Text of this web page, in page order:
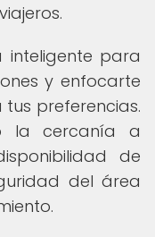
inteligente para
y enfocarte
preferencias.
la cercanía a
de
del área